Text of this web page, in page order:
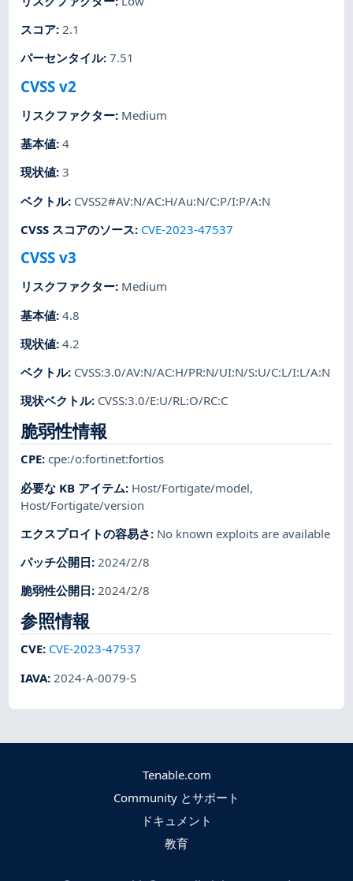
スコア:2.1
パーセンタイル:7.51
CVSS v2
リスクファクター: Medium
基本値:4
現状値:3
ベクトル: CVSS2#AV:N/AC:H/Au:N/C:P/I:P/A:N
CVSS スコアのソース: CVE-2023-47537
CVSS v3
リスクファクター: Medium
基本値:4.8
現状値:4.2
ベクトル: CVSS:3.0/AV:N/AC:H/PR:N/UI:N/S:U/C:L/I:L/A:N
現状ベクトル: CVSS:3.0/E:U/RL:O/RC:C
脆弱性情報
CPE:cpe:/o:fortinet:fortios
必要な KB アイテム: Host/Fortigate/model,
Host/Fortigate/version
エクスプロイトの容易さ: No known exploits are available
パッチ公開日:2024/2/8
脆弱性公開日:2024/2/8
参照情報
CVE: CVE-2023-47537
IAVA: 2024-A-0079-S
Tenable.com
Community とサポート
ドキュメント
教育